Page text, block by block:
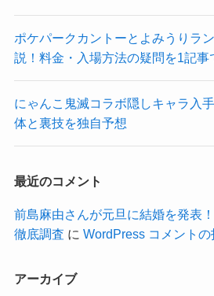
ポケパークカントーとよみうりラ
説！料金・入場方法の疑問を1記事
にゃんこ鬼滅コラボ隠しキャラ入
体と裏技を独自予想
最近のコメント
前島麻由さんが元旦に結婚を発表
徹底調査 に WordPress コメントの
アーカイブ